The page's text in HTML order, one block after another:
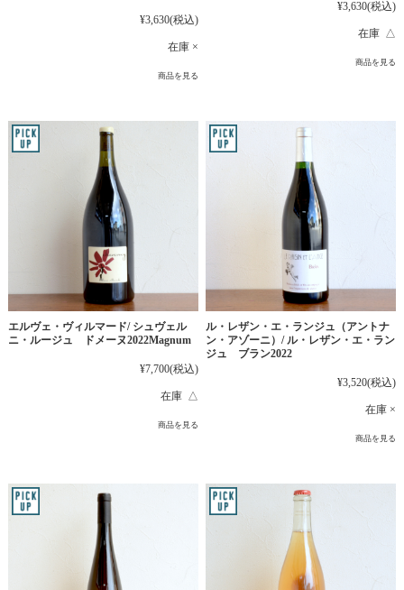
¥3,630(税込)
在庫 ×
商品を見る
¥3,630(税込)
在庫 △
商品を見る
エルヴェ・ヴィルマード/ シュヴェル
ニ・ルージュ ドメーヌ2022Magnum
¥7,700(税込)
在庫 △
商品を見る
ル・レザン・エ・ランジュ（アントナ
ン・アゾーニ）/ ル・レザン・エ・ラン
ジュ ブラン2022
¥3,520(税込)
在庫 ×
商品を見る